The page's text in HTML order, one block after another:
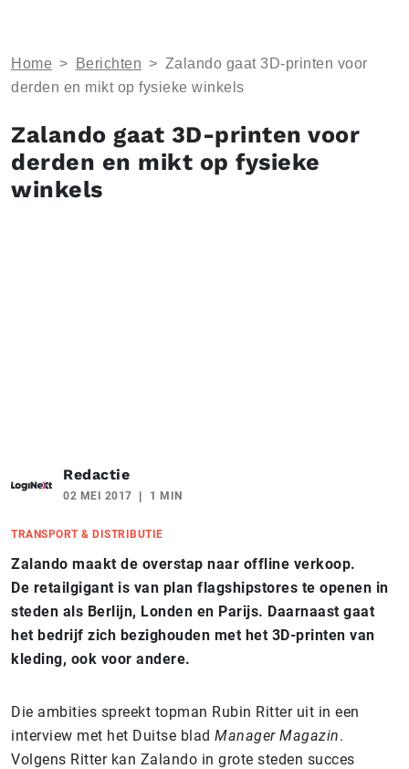
Home > Berichten > Zalando gaat 3D-printen voor
derden en mikt op fysieke winkels
Zalando gaat 3D-printen voor
derden en mikt op fysieke
winkels
Redactie
02 MEI 2017 1 MIN
TRANSPORT & DISTRIBUTIE
Zalando maakt de overstap naar offline verkoop.
De retailgigant is van plan flagshipstores te openen in
steden als Berlijn, Londen en Parijs. Daarnaast gaat
het bedrijf zich bezighouden met het 3D-printen van
kleding, ook voor andere.
Die ambities spreekt topman Rubin Ritter uit in een
interview met het Duitse blad Manager Magazin.
Volgens Ritter kan Zalando in grote steden succes